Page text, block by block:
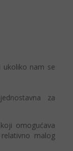
nam se
za
omogućava
malog